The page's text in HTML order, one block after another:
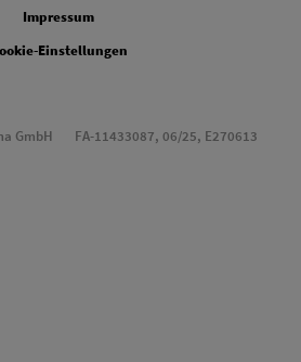
Impressum
Einstellungen
GmbH FA-11433087, 06/25, E270613